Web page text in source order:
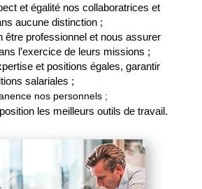
et égalité nos collaboratrices et
aucune distinction ;
être professionnel et nous assurer
l’exercice de leurs missions ;
et positions égales, garantir
salariales ;
nos personnels ;
les meilleurs outils de travail.